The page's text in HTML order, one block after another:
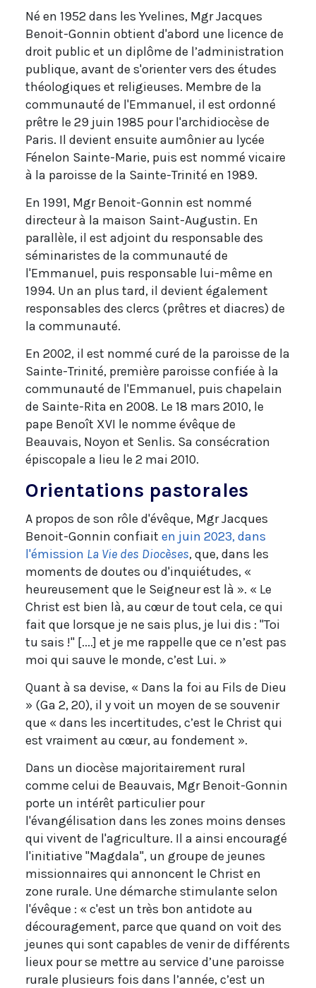
Né en 1952 dans les Yvelines, Mgr Jacques
Benoit-Gonnin obtient d'abord une licence de
droit public et un diplôme de l’administration
publique, avant de s'orienter vers des études
théologiques et religieuses. Membre de la
communauté de l'Emmanuel, il est ordonné
prêtre le 29 juin 1985 pour l'archidiocèse de
Paris. Il devient ensuite aumônier au lycée
Fénelon Sainte-Marie, puis est nommé vicaire
à la paroisse de la Sainte-Trinité en 1989.
En 1991, Mgr Benoit-Gonnin est nommé
directeur à la maison Saint-Augustin. En
parallèle, il est adjoint du responsable des
séminaristes de la communauté de
l'Emmanuel, puis responsable lui-même en
1994. Un an plus tard, il devient également
responsables des clercs (prêtres et diacres) de
la communauté.
En 2002, il est nommé curé de la paroisse de la
Sainte-Trinité, première paroisse confiée à la
communauté de l'Emmanuel, puis chapelain
de Sainte-Rita en 2008. Le 18 mars 2010, le
pape Benoît XVI le nomme évêque de
Beauvais, Noyon et Senlis. Sa consécration
épiscopale a lieu le 2 mai 2010.
Orientations pastorales
A propos de son rôle d'évêque, Mgr Jacques
Benoit-Gonnin confiait en juin 2023, dans
l'émission La Vie des Diocèses, que, dans les
moments de doutes ou d'inquiétudes, «
heureusement que le Seigneur est là ». « Le
Christ est bien là, au cœur de tout cela, ce qui
fait que lorsque je ne sais plus, je lui dis : "Toi
tu sais !" [....] et je me rappelle que ce n’est pas
moi qui sauve le monde, c’est Lui. »
Quant à sa devise, « Dans la foi au Fils de Dieu
» (Ga 2, 20), il y voit un moyen de se souvenir
que « dans les incertitudes, c’est le Christ qui
est vraiment au cœur, au fondement ».
Dans un diocèse majoritairement rural
comme celui de Beauvais, Mgr Benoit-Gonnin
porte un intérêt particulier pour
l'évangélisation dans les zones moins denses
qui vivent de l'agriculture. Il a ainsi encouragé
l'initiative "Magdala", un groupe de jeunes
missionnaires qui annoncent le Christ en
zone rurale. Une démarche stimulante selon
l'évêque : « c'est un très bon antidote au
découragement, parce que quand on voit des
jeunes qui sont capables de venir de différents
lieux pour se mettre au service d’une paroisse
rurale plusieurs fois dans l’année, c’est un